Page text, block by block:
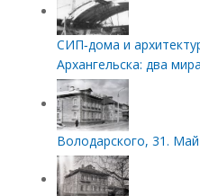
СИП‑дома и
Архангельска: два
Володарского, 31.